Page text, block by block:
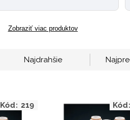
Zobraziť viac produktov
Najdrahšie
Kód: 219 Kód: